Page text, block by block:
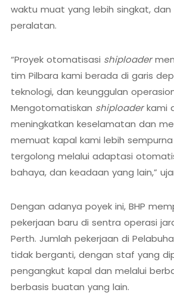
waktu muat yang lebih singkat,
peralatan.
“Proyek otomatisasi shiploader
tim Pilbara kami berada di garis
teknologi, dan keunggulan
Mengotomatiskan shiploaderkami
meningkatkan keselamatan dan
memuat kapal kami lebih
tergolong melalui adaptasi
bahaya, dan keadaan yang lain,”
Dengan adanya poyek ini, BHP
pekerjaan baru di sentra operasi
Perth. Jumlah pekerjaan di
tidak berganti, dengan staf yang
pengangkut kapal dan melalui
berbasis buatan yang lain.